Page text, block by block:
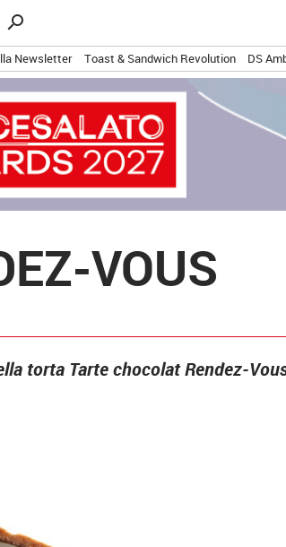
Ricerca
search
Newsletter Toast & Sandwich Revolution DS
VOUS
torta Tarte chocolat Rendez-